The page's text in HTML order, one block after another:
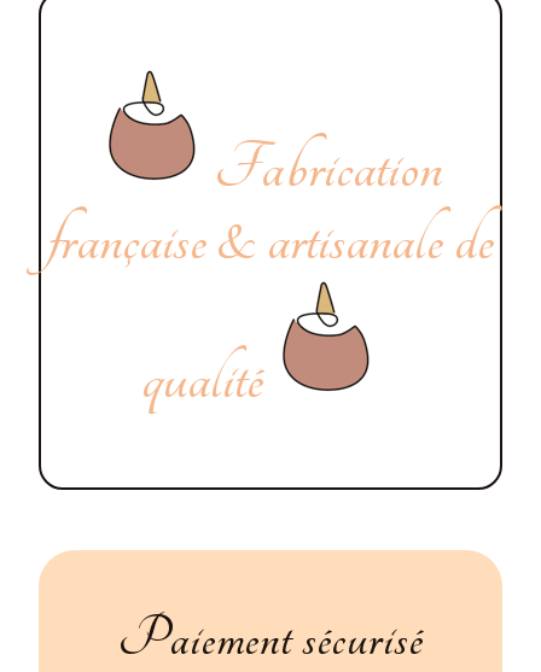
Fabrication
française & artisanale de
qualité
Paiement sécurisé